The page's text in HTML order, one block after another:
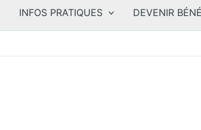
INFOS PRATIQUES DEVENIR